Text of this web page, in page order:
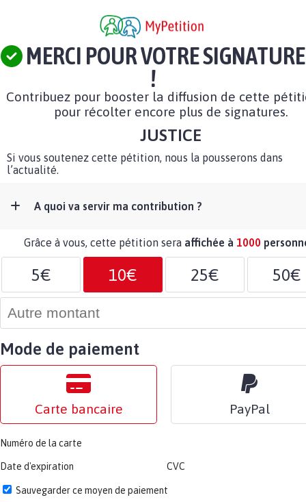
MERCI POUR VOTRE SIGNATURE
!
Contribuez pour booster la diffusion de cette
pour récolter encore plus de signatures.
JUSTICE
Si vous soutenez cette pétition, nous la pousserons dans
l’actualité.
A quoi va servir ma contribution ?
Grâce à vous, cette pétition sera affichée à 1000
5€ 10€ 25€ 50€
Mode de paiement
Carte bancaire PayPal
Numéro de la carte
Date d'expiration CVC
Sauvegarder ce moyen de paiement